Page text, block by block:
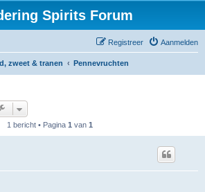
Spirits Forum
Aanmelden
Registreer
zweet & tranen Pennevruchten
1 bericht • Pagina 1 van 1